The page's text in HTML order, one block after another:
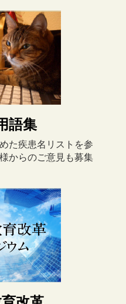
語集
た疾患名リストを参
からのご意見も募集